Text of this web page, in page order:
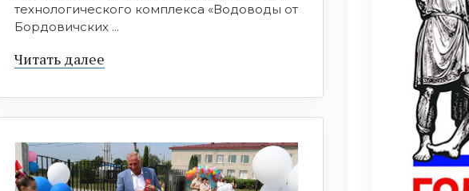
технологического комплекса «Водоводы от
Бордовичских ...
Читать далее